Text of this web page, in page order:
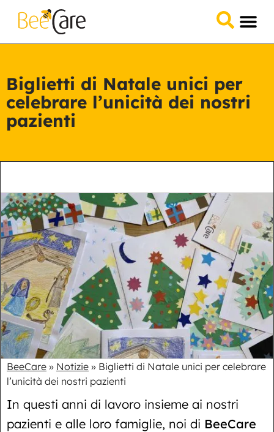
Biglietti di Natale unici per
celebrare l’unicità dei nostri
pazienti
BeeCare » Notizie » Biglietti di Natale unici per celebrare
l’unicità dei nostri pazienti
In questi anni di lavoro insieme ai nostri
pazienti e alle loro famiglie, noi di BeeCare